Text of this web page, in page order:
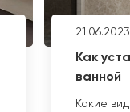
21.06.2023
Как
ванной
Какие